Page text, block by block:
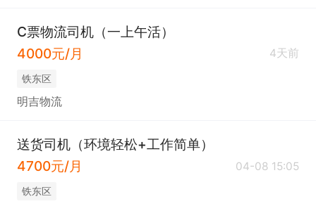
C票物流司机（一上午活）
4000元/月
4天前
铁东区
明吉物流
送货司机（环境轻松+工作简单）
4700元/月
04-08 15:05
铁东区